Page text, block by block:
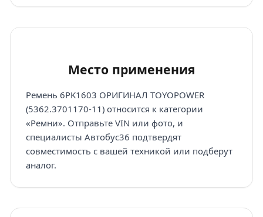
Место применения
Ремень 6PK1603 ОРИГИНАЛ TOYOPOWER
(5362.3701170-11) относится к категории
«Ремни». Отправьте VIN или фото, и
специалисты Автобус36 подтвердят
совместимость с вашей техникой или подберут
аналог.